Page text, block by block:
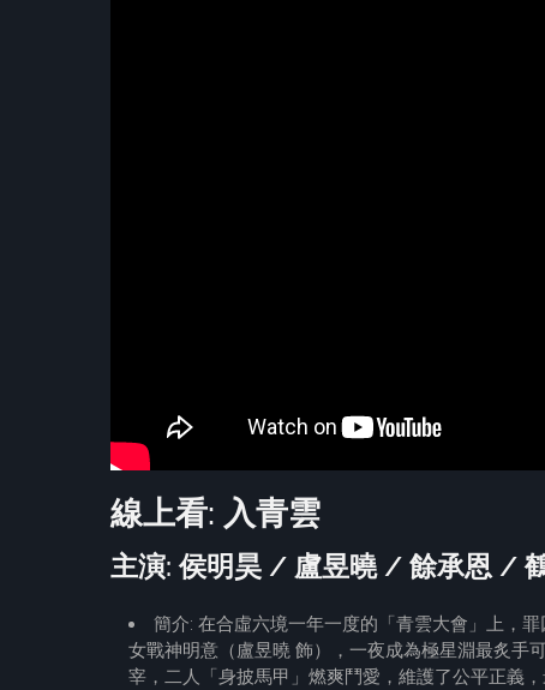
線上看: 入青雲
主演: 侯明昊 / 盧昱曉 / 餘承恩 /
簡介: 在合虛六境一年一度的「青雲大會」上，
女戰神明意（盧昱曉 飾），一夜成為極星淵最炙手
宰，二人「身披馬甲」燃爽鬥愛，維護了公平正義